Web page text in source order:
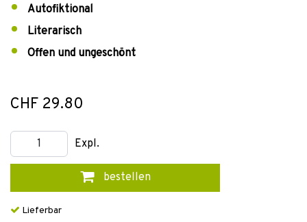
Autofiktional
Literarisch
Offen und ungeschönt
CHF 29.80
Expl.
bestellen
Lieferbar